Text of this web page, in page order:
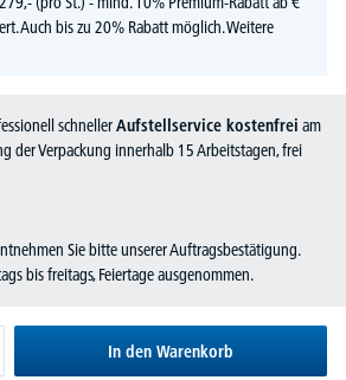
Auch bis zu 20% Rabatt möglich.Weitere
schnellerAufstellservice kostenfrei am
der Verpackung innerhalb 15 Arbeitstagen, frei
Sie bitte unserer Auftragsbestätigung.
bis freitags, Feiertage ausgenommen.
In den Warenkorb